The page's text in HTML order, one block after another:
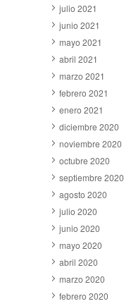
julio 2021
junio 2021
mayo 2021
abril 2021
marzo 2021
febrero 2021
enero 2021
diciembre 2020
noviembre 2020
octubre 2020
septiembre 2020
agosto 2020
julio 2020
junio 2020
mayo 2020
abril 2020
marzo 2020
febrero 2020